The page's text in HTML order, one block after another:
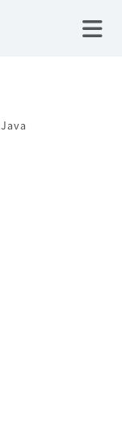
Java